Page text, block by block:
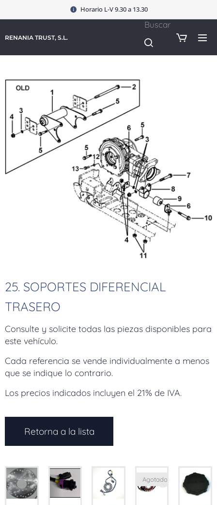
Horario L-V 9.30 a 13.30
RENANIA TRUST, S.L.
Buscar
25. SOPORTES DIFERENCIAL
TRASERO
Consulte y solicite todas las piezas disponibles para
este vehículo.
Cada referencia se vende individualmente a menos
que se indique lo contrario.
Los precios indicados incluyen el 21% de IVA.
Retorna a la lista
Agotado